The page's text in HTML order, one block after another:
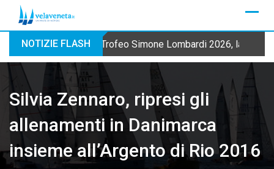
NOTIZIE FLASH Trofeo Simone Lombardi 2026, la
Silvia Zennaro, ripresi gli
allenamenti in Danimarca
insieme all’Argento di Rio 2016